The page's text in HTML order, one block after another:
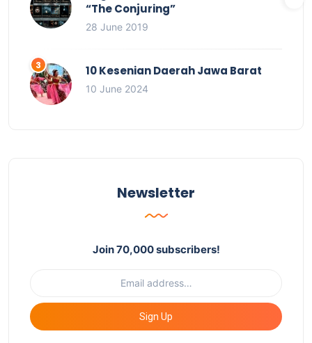
“The Conjuring”
28 June 2019
10 Kesenian Daerah Jawa Barat
10 June 2024
Newsletter
Join 70,000 subscribers!
Sign Up